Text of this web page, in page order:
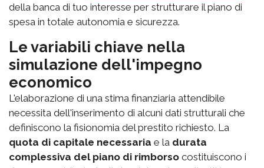
della banca di tuo interesse per strutturare il piano di
spesa in totale autonomia e sicurezza.
Le variabili chiave nella
simulazione dell'impegno
economico
L'elaborazione di una stima finanziaria attendibile
necessita dell'inserimento di alcuni dati strutturali che
definiscono la fisionomia del prestito richiesto. La
quota di capitale necessaria e la durata
complessiva del piano di rimborso costituiscono i